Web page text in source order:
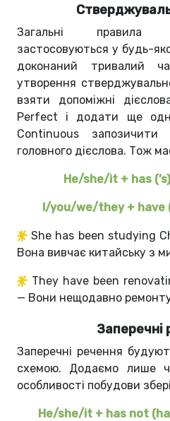
Загальні правила
застосовуються у будь-
доконаний тривалий
утворення
взяти допоміжні
Perfect і додати ще
Continuous
головного дієслова. Тож
He/she/it + has
I/you/we/they + have
She has been studying
Вона вивчає китайську з
They have been
— Вони нещодавно
Заперечні
Заперечні речення
схемою. Додаємо лише
особливості побудови
He/she/it + has not